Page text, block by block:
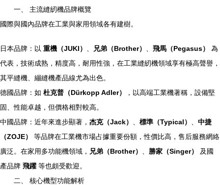
一、 主流縫紉機品牌概覽
國際與國內品牌在工業與家用領域各有建樹。
日本品牌：以 重機（JUKI） 兄弟（Brother） 飛馬（Pegasus）
為
代表，技術成熟，精度高，耐用性強，在工業縫紉機領域享有極高聲譽，
其平縫機、繃縫機產品線尤為出色。
德國品牌：如 杜克普（Dürkopp Adler）
，以高端工業機著稱，設備堅
固、性能卓越，但價格相對較高。
中國品牌：近年來進步顯著， 杰克（Jack） 標準（Typical）
中捷
（ZOJE）
等品牌在工業機市場占據重要份額，性價比高，售后服務網絡
廣泛。在家用多功能機領域， 兄弟（Brother） 勝家（Singer）
及國
產品牌 飛躍 等也頗受歡迎。
二、 核心機型功能解析